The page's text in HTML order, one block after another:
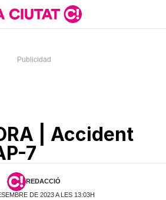
| Accident
7
REDACCIÓ
DE 2023 A LES 13:03H